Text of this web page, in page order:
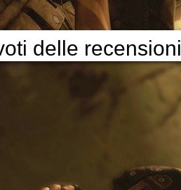
delle recensioni